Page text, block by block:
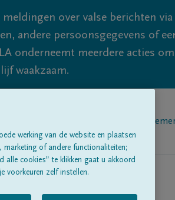
over valse berichten
andere persoonsgegevens of
onderneemt meerdere acties
waakzaam.
werking van de website en plaatsen
of andere functionaliteiten;
alle cookies” te klikken gaat u akkoord
voorkeuren zelf instellen.